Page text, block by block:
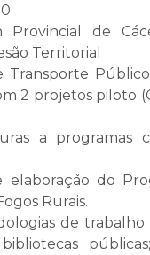
Provincial de
Territorial
Transporte
2 projetos piloto
a programas
do
Rurais.
de trabalho